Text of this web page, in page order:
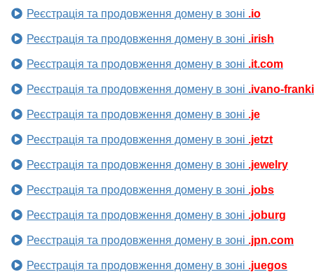
Реєстрація та продовження домену в зоні .io
Реєстрація та продовження домену в зоні .irish
Реєстрація та продовження домену в зоні .it.com
Реєстрація та продовження домену в зоні .ivano-
Реєстрація та продовження домену в зоні .je
Реєстрація та продовження домену в зоні .jetzt
Реєстрація та продовження домену в зоні .jewelry
Реєстрація та продовження домену в зоні .jobs
Реєстрація та продовження домену в зоні .joburg
Реєстрація та продовження домену в зоні .jpn.com
Реєстрація та продовження домену в зоні .juegos